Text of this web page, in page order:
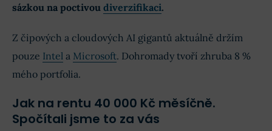
sázkou na poctivou diverzifikaci.
Z čipových a cloudových AI gigantů aktuálně držím
pouze Intel a Microsoft. Dohromady tvoří zhruba 8 %
mého portfolia.
Jak na rentu 40 000 Kč měsíčně.
Spočítali jsme to za vás